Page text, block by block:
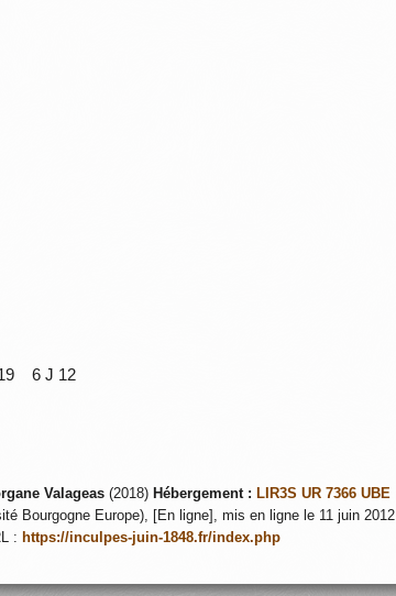
6 J 12
Valageas(2018) Hébergement : LIR3S UR 7366 UBE
Bourgogne Europe), [En ligne], mis en ligne le 11 juin 2012
: https://inculpes-juin-1848.fr/index.php